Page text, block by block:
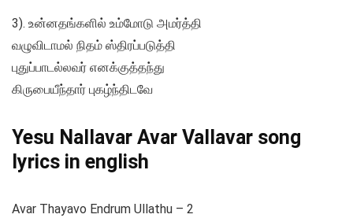
3). உன்னதங்களில் உம்மோடு அமர்த்தி
வழுவிடாமல் நிதம் ஸ்திரப்படுத்தி
புதுப்பாடல்லவர் எனக்குத்தந்து
கிருபையீந்தார் புகழ்ந்திடவே
Yesu Nallavar Avar Vallavar song
lyrics in english
Avar Thayavo Endrum Ullathu – 2